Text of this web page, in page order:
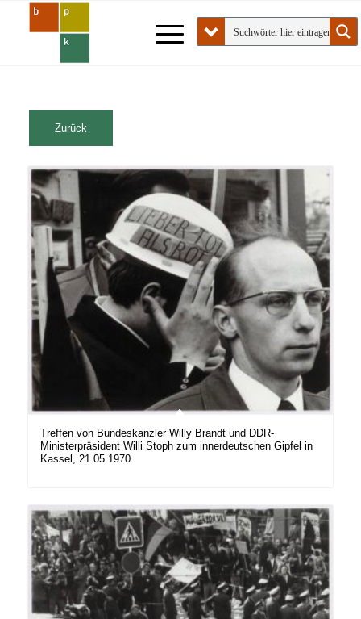
Treffen von Bundeskanzler Willy Brandt und DDR-
Ministerpräsident Willi Stoph zum innerdeutschen Gipfel in
Kassel, 21.05.1970